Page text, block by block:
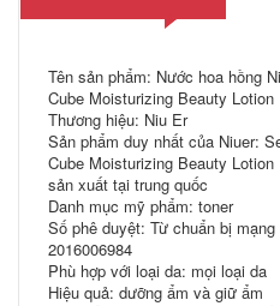
Tên sản phẩm: Nước hoa hồng
Cube Moisturizing Beauty Lotion
Thương hiệu: Niu Er
Sản phẩm duy nhất của Niuer:
Cube Moisturizing Beauty Lotion
sản xuất tại trung quốc
Danh mục mỹ phẩm: toner
Số phê duyệt: Từ chuẩn bị
2016006984
Phù hợp với loại da: mọi loại da
Hiệu quả: dưỡng ẩm và giữ ẩm